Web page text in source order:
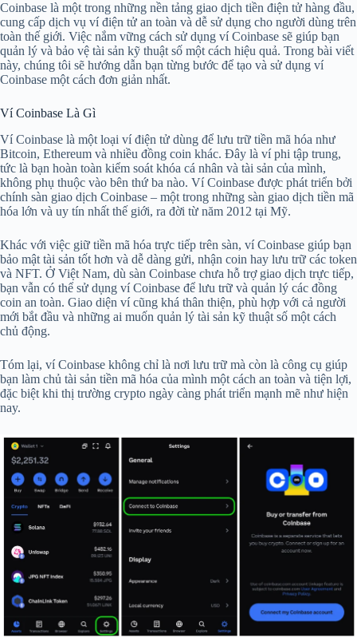
Coinbase là một trong những nền tảng giao dịch tiền điện tử hàng đầu,
cung cấp dịch vụ ví điện tử an toàn và dễ sử dụng cho người dùng trên
toàn thế giới. Việc nắm vững cách sử dụng ví Coinbase sẽ giúp bạn
quản lý và bảo vệ tài sản kỹ thuật số một cách hiệu quả. Trong bài viết
này, chúng tôi sẽ hướng dẫn bạn từng bước để tạo và sử dụng ví
Coinbase một cách đơn giản nhất.
Ví Coinbase Là Gì
Ví Coinbase là một loại ví điện tử dùng để lưu trữ tiền mã hóa như
Bitcoin, Ethereum và nhiều đồng coin khác. Đây là ví phi tập trung,
tức là bạn hoàn toàn kiểm soát khóa cá nhân và tài sản của mình,
không phụ thuộc vào bên thứ ba nào. Ví Coinbase được phát triển bởi
chính sàn giao dịch Coinbase – một trong những sàn giao dịch tiền mã
hóa lớn và uy tín nhất thế giới, ra đời từ năm 2012 tại Mỹ.
Khác với việc giữ tiền mã hóa trực tiếp trên sàn, ví Coinbase giúp bạn
bảo mật tài sản tốt hơn và dễ dàng gửi, nhận coin hay lưu trữ các token
và NFT. Ở Việt Nam, dù sàn Coinbase chưa hỗ trợ giao dịch trực tiếp,
bạn vẫn có thể sử dụng ví Coinbase để lưu trữ và quản lý các đồng
coin an toàn. Giao diện ví cũng khá thân thiện, phù hợp với cả người
mới bắt đầu và những ai muốn quản lý tài sản kỹ thuật số một cách
chủ động.
Tóm lại, ví Coinbase không chỉ là nơi lưu trữ mà còn là công cụ giúp
bạn làm chủ tài sản tiền mã hóa của mình một cách an toàn và tiện lợi,
đặc biệt khi thị trường crypto ngày càng phát triển mạnh mẽ như hiện
nay.